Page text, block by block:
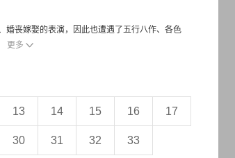
婚丧嫁娶的表演，因此也遭遇了五行八作、各色
更多
13 14 15 16 17
30 31 32 33